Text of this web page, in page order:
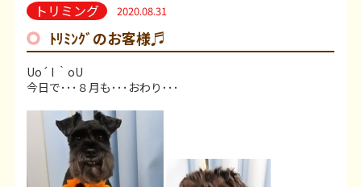
トリミング 2020.08.31
ﾄﾘﾐﾝｸﾞのお客様♬
Uo´ I ｀oU
今日で･･･８月も･･･おわり･･･